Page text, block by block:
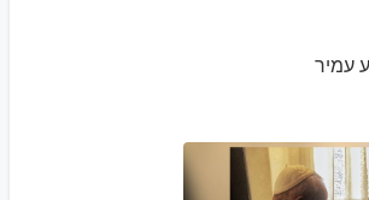
עמיר